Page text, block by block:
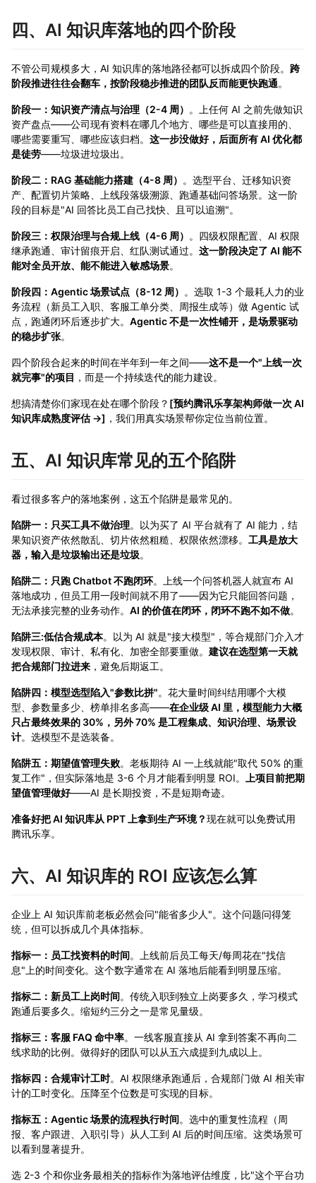
四、AI 知识库落地的四个阶段
不管公司规模多大，AI 知识库的落地路径都可以拆成四个阶段。 跨
阶段推进往往会翻车，按阶段稳步推进的团队反而能更快跑通。
阶段一：知识资产清点与治理（2-4 周） 。上任何 AI 之前先做知识
资产盘点——公司现有资料在哪几个地方、哪些是可以直接用的、
哪些需要重写、哪些应该归档。 这一步没做好，后面所有 AI 优化都
是徒劳——垃圾进垃圾出。
阶段二：RAG 基础能力搭建（4-8 周） 。选型平台、迁移知识资
产、配置切片策略、上线段落级溯源、跑通基础问答场景。这一阶
段的目标是"AI 回答比员工自己找快、且可以追溯"。
阶段三：权限治理与合规上线（4-6 周） 。四级权限配置、AI 权限
继承跑通、审计留痕开启、红队测试通过。 这一阶段决定了 AI 能不
能对全员开放、能不能进入敏感场景。
阶段四：Agentic 场景试点（8-12 周） 。选取 1-3 个最耗人力的业
务流程（新员工入职、客服工单分类、周报生成等）做 Agentic 试
点，跑通闭环后逐步扩大。 Agentic 不是一次性铺开，是场景驱动
的稳步扩张。
四个阶段合起来的时间在半年到一年之间——这不是一个"上线一次
就完事"的项目 ，而是一个持续迭代的能力建设。
想搞清楚你们家现在处在哪个阶段？ [预约腾讯乐享架构师做一次 AI
知识库成熟度评估 →] ，我们用真实场景帮你定位当前位置。
五、AI 知识库常见的五个陷阱
看过很多客户的落地案例，这五个陷阱是最常见的。
陷阱一：只买工具不做治理。以为买了 AI 平台就有了 AI 能力，结
果知识资产依然散乱、切片依然粗糙、权限依然漂移。 工具是放大
器，输入是垃圾输出还是垃圾。
陷阱二：只跑 Chatbot 不跑闭环。上线一个问答机器人就宣布 AI
落地成功，但员工用一段时间就不用了——因为它只能回答问题，
无法承接完整的业务动作。 AI 的价值在闭环，闭环不跑不如不做。
陷阱三:低估合规成本。以为 AI 就是"接大模型"，等合规部门介入才
发现权限、审计、私有化、加密全部要重做。 建议在选型第一天就
把合规部门拉进来 ，避免后期返工。
陷阱四：模型选型陷入"参数比拼"。花大量时间纠结用哪个大模
型、参数量多少、榜单排名多高——在企业级 AI 里，模型能力大概
只占最终效果的 30%，另外 70% 是工程集成、知识治理、场景设
计。选模型不是选装备。
陷阱五：期望值管理失败。老板期待 AI 一上线就能"取代 50% 的重
复工作"，但实际落地是 3-6 个月才能看到明显 ROI。
上项目前把期
望值管理做好——AI 是长期投资，不是短期奇迹。
准备好把 AI 知识库从 PPT 上拿到生产环境？现在就可以免费试用
腾讯乐享。
六、AI 知识库的 ROI 应该怎么算
企业上 AI 知识库前老板必然会问"能省多少人"。这个问题问得笼
统，但可以拆成几个具体指标。
指标一：员工找资料的时间。上线前后员工每天/每周花在"找信
息"上的时间变化。这个数字通常在 AI 落地后能看到明显压缩。
指标二：新员工上岗时间。传统入职到独立上岗要多久，学习模式
跑通后要多久。缩短约三分之一是常见量级。
指标三：客服 FAQ 命中率。一线客服直接从 AI 拿到答案不再向二
线求助的比例。做得好的团队可以从五六成提到九成以上。
指标四：合规审计工时。AI 权限继承跑通后，合规部门做 AI 相关审
计的工时变化。压降至个位数是可实现的目标。
指标五：Agentic 场景的流程执行时间。选中的重复性流程（周
报、客户跟进、入职引导）从人工到 AI 后的时间压缩。这类场景可
以看到显著提升。
选 2-3 个和你业务最相关的指标作为落地评估维度，比"这个平台功